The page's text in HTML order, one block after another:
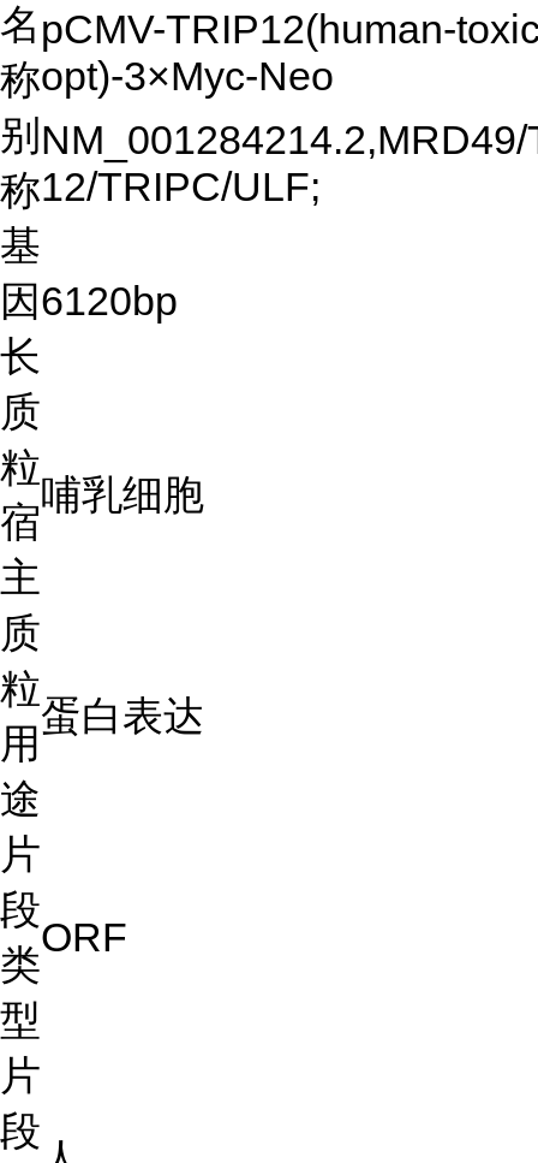
名
称
pCMV-TRIP12(human-
opt)-3×Myc-Neo
别
称12/TRIPC/ULF;
基
因
长
6120bp
质
粒
宿
主
哺乳细胞
质
粒
用
途
蛋白表达
片
段
类
型
ORF
片
段